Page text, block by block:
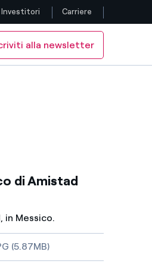
Investitori Carriere
alla newsletter
di Amistad
in Messico.
tipo di file
(5.87MB)